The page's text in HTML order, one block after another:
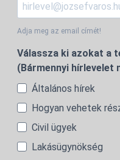
Adja meg az email címét!
Válassza ki azokat a
(Bármennyi hírlevelet
Általános hírek
Hogyan vehetek
Civil ügyek
Lakásügynökség